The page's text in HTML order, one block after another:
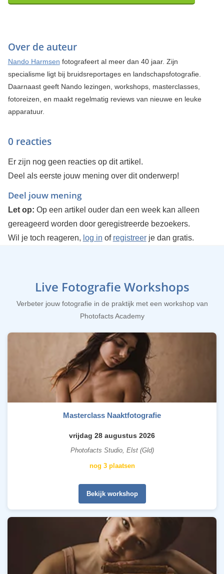
Over de auteur
Nando Harmsen fotografeert al meer dan 40 jaar. Zijn
specialisme ligt bij bruidsreportages en landschapsfotografie.
Daarnaast geeft Nando lezingen, workshops, masterclasses,
fotoreizen, en maakt regelmatig reviews van nieuwe en leuke
apparatuur.
0 reacties
Er zijn nog geen reacties op dit artikel.
Deel als eerste jouw mening over dit onderwerp!
Deel jouw mening
Let op: Op een artikel ouder dan een week kan alleen
gereageerd worden door geregistreerde bezoekers.
Wil je toch reageren, log in of registreerje dan gratis.
Live Fotografie Workshops
Verbeter jouw fotografie in de praktijk met een workshop van
Photofacts Academy
Masterclass Naaktfotografie
vrijdag 28 augustus 2026
Photofacts Studio, Elst (Gld)
nog 3 plaatsen
Bekijk workshop